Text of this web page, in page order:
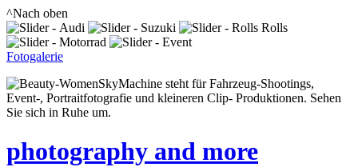
^Nach oben
Fotogalerie
SkyMachine steht für Fahrzeug-Shootings,
Event-, Portraitfotografie und kleineren Clip- Produktionen. Sehen
Sie sich in Ruhe um.
photography and more